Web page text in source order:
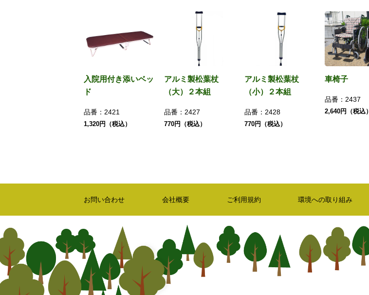
入院用付き添いベッ
ド
品番： 2421
1,320円（税込）
アルミ製松葉杖
（大）２本組
品番： 2427
770円（税込）
アルミ製松葉杖
（小）２本組
品番： 2428
770円（税込）
車椅子
品番： 2437
2,640円（税込）
お問い合わせ 会社概要 ご利用規約 環境への取り組み